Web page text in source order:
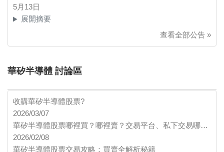
5月13日
展開摘要
查看全部公告 »
華矽半導體 討論區
收購華矽半導體股票?
2026/03/07
華矽半導體股票哪裡買？哪裡賣？交易平台、私下交易哪…
2026/02/08
華矽半導體股票交易攻略：買賣全解析秘籍